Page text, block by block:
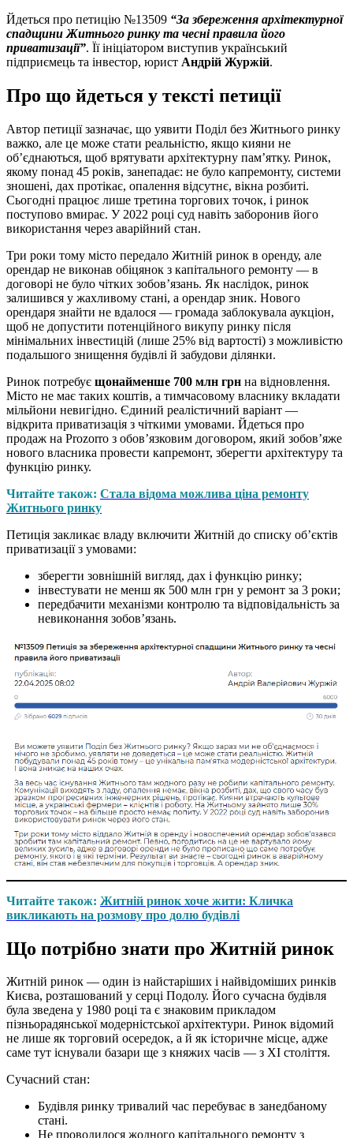
Йдеться про петицію №13509 “За збереження архітектурної
спадщини Житнього ринку та чесні правила його
приватизації”. Її ініціатором виступив український
підприємець та інвестор, юрист Андрій Журжій.
Про що йдеться у тексті петиції
Автор петиції зазначає, що уявити Поділ без Житнього ринку
важко, але це може стати реальністю, якщо кияни не
об’єднаються, щоб врятувати архітектурну пам’ятку. Ринок,
якому понад 45 років, занепадає: не було капремонту, системи
зношені, дах протікає, опалення відсутнє, вікна розбиті.
Сьогодні працює лише третина торгових точок, і ринок
поступово вмирає. У 2022 році суд навіть заборонив його
використання через аварійний стан.
Три роки тому місто передало Житній ринок в оренду, але
орендар не виконав обіцянок з капітального ремонту — в
договорі не було чітких зобов’язань. Як наслідок, ринок
залишився у жахливому стані, а орендар зник. Нового
орендаря знайти не вдалося — громада заблокувала аукціон,
щоб не допустити потенційного викупу ринку після
мінімальних інвестицій (лише 25% від вартості) з можливістю
подальшого знищення будівлі й забудови ділянки.
Ринок потребує щонайменше 700 млн грн на відновлення.
Місто не має таких коштів, а тимчасовому власнику вкладати
мільйони невигідно. Єдиний реалістичний варіант —
відкрита приватизація з чіткими умовами. Йдеться про
продаж на Prozorro з обов’язковим договором, який зобов’яже
нового власника провести капремонт, зберегти архітектуру та
функцію ринку.
Читайте також: Стала відома можлива ціна ремонту
Житнього ринку
Петиція закликає владу включити Житній до списку об’єктів
приватизації з умовами:
зберегти зовнішній вигляд, дах і функцію ринку;
інвестувати не менш як 500 млн грн у ремонт за 3 роки;
передбачити механізми контролю та відповідальність за
невиконання зобов’язань.
Читайте також: Житній ринок хоче жити: Кличка
викликають на розмову про долю будівлі
Що потрібно знати про Житній ринок
Житній ринок — один із найстаріших і найвідоміших ринків
Києва, розташований у серці Подолу. Його сучасна будівля
була зведена у 1980 році та є знаковим прикладом
пізньорадянської модерністської архітектури. Ринок відомий
не лише як торговий осередок, а й як історичне місце, адже
саме тут існували базари ще з княжих часів — з XI століття.
Сучасний стан:
Будівля ринку тривалий час перебуває в занедбаному
стані.
Не проводилося жодного капітального ремонту з